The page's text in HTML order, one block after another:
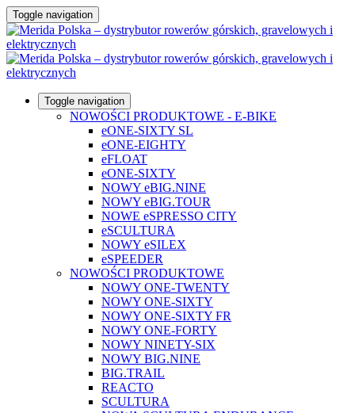
Toggle navigation
Toggle navigation
NOWOŚCI PRODUKTOWE - E-BIKE
eONE-SIXTY SL
eONE-EIGHTY
eFLOAT
eONE-SIXTY
NOWY eBIG.NINE
NOWY eBIG.TOUR
NOWE eSPRESSO CITY
eSCULTURA
NOWY eSILEX
eSPEEDER
NOWOŚCI PRODUKTOWE
NOWY ONE-TWENTY
NOWY ONE-SIXTY
NOWY ONE-SIXTY FR
NOWY ONE-FORTY
NOWY NINETY-SIX
NOWY BIG.NINE
BIG.TRAIL
REACTO
SCULTURA